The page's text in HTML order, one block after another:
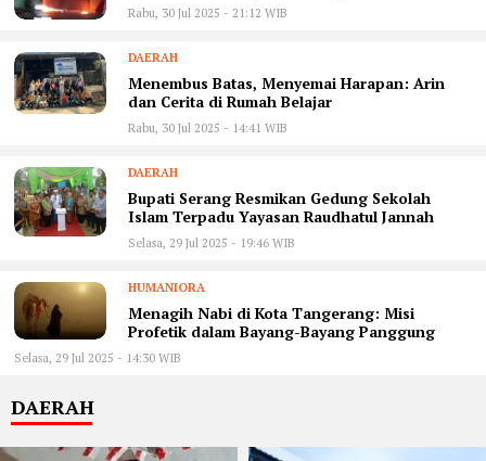
Rabu, 30 Jul 2025 - 21:12 WIB
DAERAH
Menembus Batas, Menyemai Harapan: Arin
dan Cerita di Rumah Belajar
Rabu, 30 Jul 2025 - 14:41 WIB
DAERAH
Bupati Serang Resmikan Gedung Sekolah
Islam Terpadu Yayasan Raudhatul Jannah
Selasa, 29 Jul 2025 - 19:46 WIB
HUMANIORA
Menagih Nabi di Kota Tangerang: Misi
Profetik dalam Bayang-Bayang Panggung
Selasa, 29 Jul 2025 - 14:30 WIB
DAERAH